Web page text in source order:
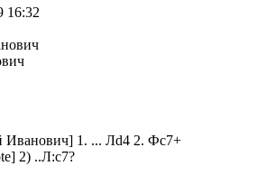
16:32
Иванович] 1. ... Лd4 2. Фс7+
2) ..Л:с7?